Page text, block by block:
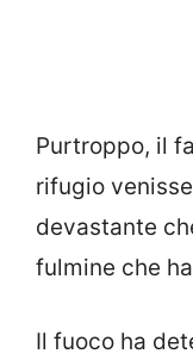
Purtroppo, il
rifugio
devastante
fulmine che
Il fuoco ha